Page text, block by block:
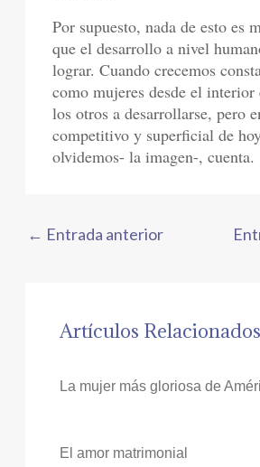
Por supuesto, nada de esto es
que el desarrollo a nivel
lograr. Cuando crecemos
como mujeres desde el interior
los otros a desarrollarse, pero
competitivo y superficial de
olvidemos- la imagen-, cuenta.
← Entrada anterior
Artículos Relacionados
La mujer más gloriosa de
El amor matrimonial